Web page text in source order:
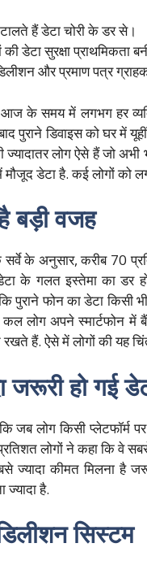
हैं डेटा चोरी के डर से।
डेटा सुरक्षा प्राथमिकता
और प्रमाण पत्र
आज के समय में लगभग हर
पुराने डिवाइस को घर
लोग ऐसे हैं जो अभी
डेटा है. कई लोगों को
बड़ी वजह
सर्वे के अनुसार, करीब 70
के गलत इस्तेमा का डर
कि पुराने फोन का डेटा
लोग अपने स्मार्टफोन में
हैं. ऐसे में लोगों की यह
हो गई
जब लोग किसी प्लेटफॉर्म
लोगों ने कहा कि वे
ज्यादा कीमत मिलना है
ज्यादा है.
सिस्टम